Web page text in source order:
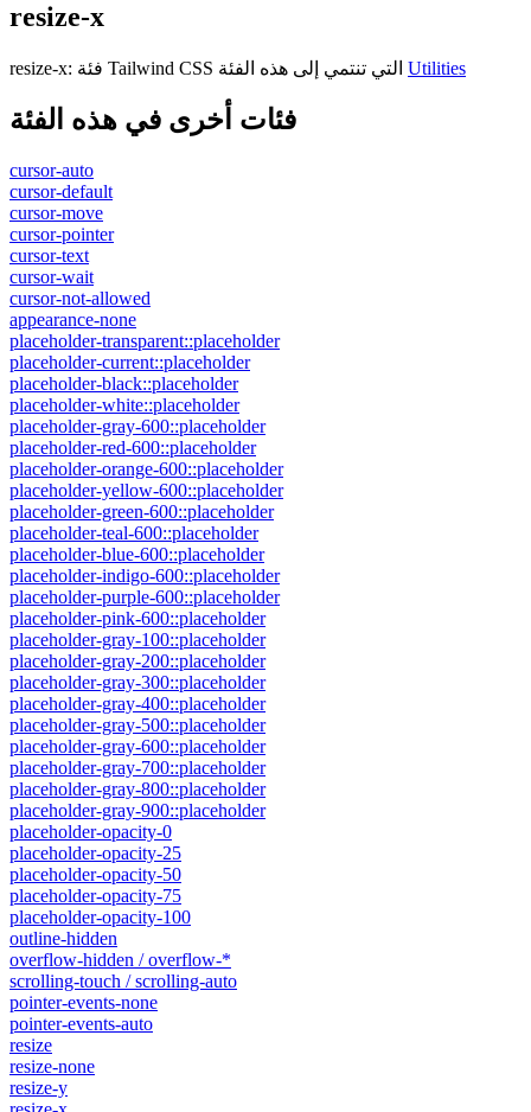
resize-x
resize-x: فئة Tailwind CSS التي تنتمي إلى هذه الفئة Utilities
فئات أخرى في هذه الفئة
cursor-auto
cursor-default
cursor-move
cursor-pointer
cursor-text
cursor-wait
cursor-not-allowed
appearance-none
placeholder-transparent::placeholder
placeholder-current::placeholder
placeholder-black::placeholder
placeholder-white::placeholder
placeholder-gray-600::placeholder
placeholder-red-600::placeholder
placeholder-orange-600::placeholder
placeholder-yellow-600::placeholder
placeholder-green-600::placeholder
placeholder-teal-600::placeholder
placeholder-blue-600::placeholder
placeholder-indigo-600::placeholder
placeholder-purple-600::placeholder
placeholder-pink-600::placeholder
placeholder-gray-100::placeholder
placeholder-gray-200::placeholder
placeholder-gray-300::placeholder
placeholder-gray-400::placeholder
placeholder-gray-500::placeholder
placeholder-gray-600::placeholder
placeholder-gray-700::placeholder
placeholder-gray-800::placeholder
placeholder-gray-900::placeholder
placeholder-opacity-0
placeholder-opacity-25
placeholder-opacity-50
placeholder-opacity-75
placeholder-opacity-100
outline-hidden
overflow-hidden / overflow-*
scrolling-touch / scrolling-auto
pointer-events-none
pointer-events-auto
resize
resize-none
resize-y